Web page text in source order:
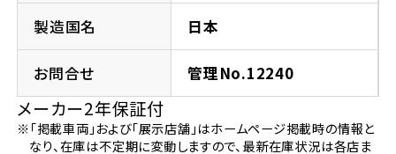
製造国名 日本
お問合せ 管理No.12240
メーカー2年保証付
※「掲載車両」および「展示店舗」はホームページ掲載時の情報と
なり、在庫は不定期に変動しますので、最新在庫状況は各店ま
ホンダドリーム 郡山
ホンダドリーム 立川
神奈川県
ホンダドリーム 磯子
ホンダドリーム 名古屋上小田井
岐阜県
ホンダドリーム 岐阜
ホンダドリーム 京都伏見
ホンダドリーム 京都北山
ホンダドリーム 徳島
香川県
ホンダドリーム 高松
ホンダドリーム 熊本